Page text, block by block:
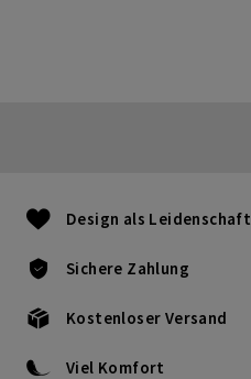
Design als Leidenschaft
Sichere Zahlung
Kostenloser Versand
Viel Komfort